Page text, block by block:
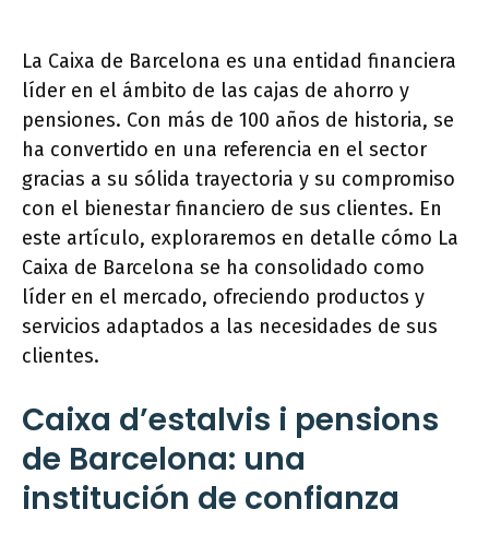
La Caixa de Barcelona es una entidad financiera
líder en el ámbito de las cajas de ahorro y
pensiones. Con más de 100 años de historia, se
ha convertido en una referencia en el sector
gracias a su sólida trayectoria y su compromiso
con el bienestar financiero de sus clientes. En
este artículo, exploraremos en detalle cómo La
Caixa de Barcelona se ha consolidado como
líder en el mercado, ofreciendo productos y
servicios adaptados a las necesidades de sus
clientes.
Caixa d’estalvis i pensions
de Barcelona: una
institución de confianza